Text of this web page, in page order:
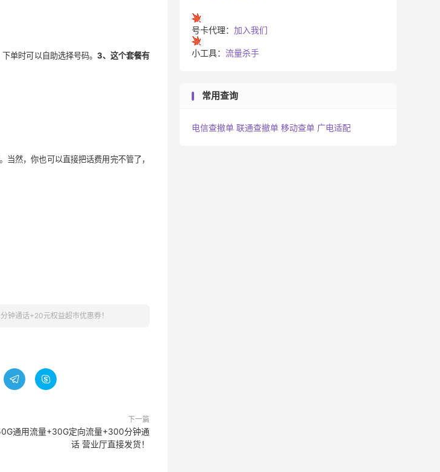
单时可以自助选择号码。 3、这个套餐有
然，你也可以直接把话费用完不管了，
钟通话+20元权益超市优惠券！
 
下一篇
通用流量+30G定向流量+300分钟通
话 营业厅直接发货！
号卡代理： 加入我们
小工具： 流量杀手
常用查询
电信查撤单 联通查撤单 移动查单 广电适配